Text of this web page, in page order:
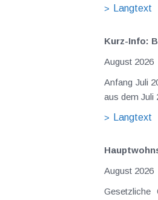
Langtext
Kurz-Info:
August 2026
Anfang Juli
aus dem Juli
Langtext
August 2026
Gesetzliche